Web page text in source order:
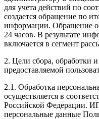
для учета действий по
создается обращение по
информации. Обращение
24 часов. В результате
включается в сегмент
2. Цели сбора, обработки
предоставляемой
2.1. Обработка
осуществляется в
Российской Федерации.
персональные данные